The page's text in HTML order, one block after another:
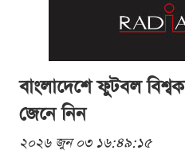
বাংলাদেশে ফুটবল
জেনে নিন
২০২৬ জুন ০৩ ১৬:৪৯:১৫